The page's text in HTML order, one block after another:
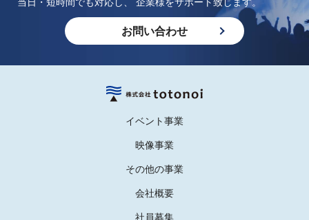
お問い合わせ
イベント事業
映像事業
その他の事業
会社概要
社員募集